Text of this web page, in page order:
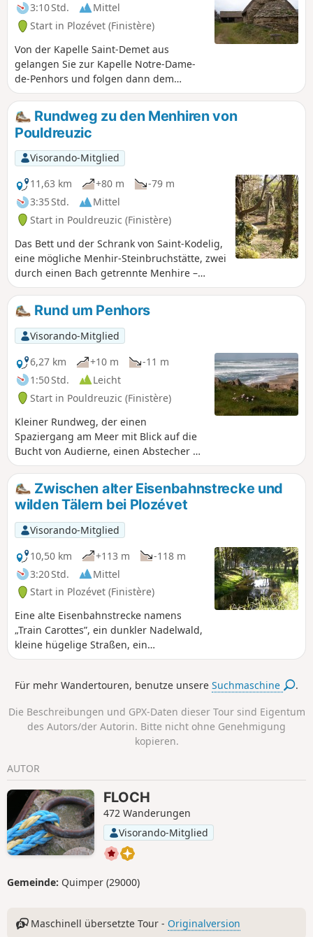
3:10 Std.
Mittel
Start in Plozévet (Finistère)
Von der Kapelle Saint-Demet aus
gelangen Sie zur Kapelle Notre-Dame-
de-Penhors und folgen dann dem
Küstenweg bis zum Menhir „Les Droits
de l'Homme”.
Rundweg zu den Menhiren von
Pouldreuzic
Visorando-Mitglied
11,63 km
+80 m
-79 m
3:35 Std.
Mittel
Start in Pouldreuzic (Finistère)
Das Bett und der Schrank von Saint-Kodelig,
eine mögliche Menhir-Steinbruchstätte, zwei
durch einen Bach getrennte Menhire –
erkunden Sie die hügelige Landschaft von
Poudreuzic und entdecken Sie diese drei
Megalithstätten zwischen Legende und
historischer Realität.Unterwegs begegnen
Sie einigen Wegweisern, auf denen Auszüge
aus dem Meisterwerk „Le cheval d'orgueil”
(Das Pferd des Stolzes) von Pierre Jakez
Hélias zu lesen sind, das zwischen
biografischen Erinnerungen und
ethnografischen Betrachtungen angesiedelt
ist.
Rund um Penhors
Visorando-Mitglied
6,27 km
+10 m
-11 m
1:50 Std.
Leicht
Start in Pouldreuzic (Finistère)
Kleiner Rundweg, der einen
Spaziergang am Meer mit Blick auf die
Bucht von Audierne, einen Abstecher an
einem kleinen Küstenteich vorbei und
die Entdeckung eines etwas in
Vergessenheit geratenen Dolmens
sowie der berühmten Kapelle Notre-
Dame de Penhors verbindet.
Zwischen alter Eisenbahnstrecke und
wilden Tälern bei Plozévet
Visorando-Mitglied
10,50 km
+113 m
-118 m
3:20 Std.
Mittel
Start in Plozévet (Finistère)
Eine alte Eisenbahnstrecke namens
„Train Carottes”, ein dunkler Nadelwald,
kleine hügelige Straßen, ein
weitläufiger Ausblick auf die Küste von
Grund eines wilden Tals, wo nur das
unterbricht.
Für mehr Wandertouren, benutze unsereSuchmaschine .
Die Beschreibungen und GPX-Daten dieser Tour sind Eigentum
des Autors/der Autorin. Bitte nicht ohne Genehmigung
kopieren.
AUTOR
FLOCH
472 Wanderungen
Visorando-Mitglied
Gemeinde: Quimper (29000)
Maschinell übersetzte Tour - Originalversion